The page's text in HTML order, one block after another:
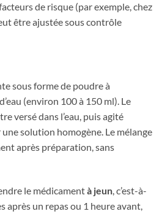
de risque (par exemple, chez
être ajustée sous contrôle
sous forme de poudre à
(environ 100 à 150 ml). Le
versé dans l’eau, puis agité
solution homogène. Le mélange
après préparation, sans
le médicamentà jeun , c’est-à-
après un repas ou 1 heure avant,